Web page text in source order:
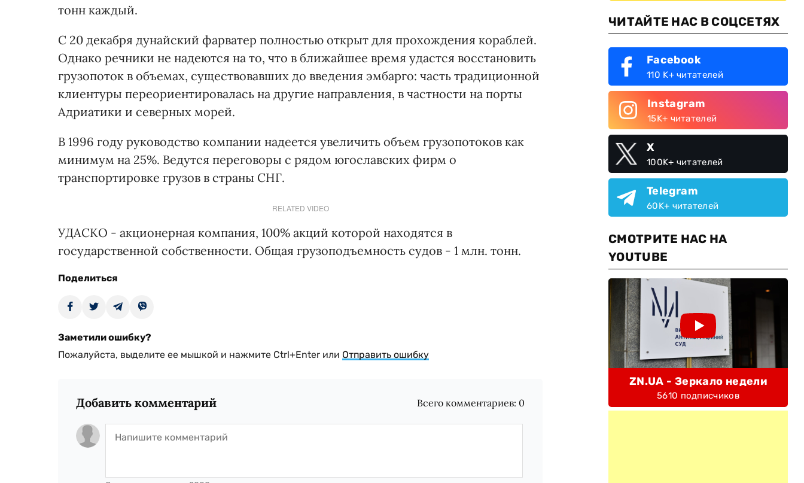
тонн каждый.
С 20 декабря дунайский фарватер полностью открыт для прохождения кораблей.
Однако речники не надеются на то, что в ближайшее время удастся восстановить
грузопоток в объемах, существовавших до введения эмбарго: часть традиционной
клиентуры переориентировалась на другие направления, в частности на порты
Адриатики и северных морей.
В 1996 году руководство компании надеется увеличить объем грузопотоков как
минимум на 25%. Ведутся переговоры с рядом югославских фирм о
транспортировке грузов в страны СНГ.
RELATED VIDEO
УДАСКО - акционерная компания, 100% акций которой находятся в
государственной собственности. Общая грузоподъемность судов - 1 млн. тонн.
Поделиться
Заметили ошибку?
Пожалуйста, выделите ее мышкой и нажмите Ctrl+Enter или Отправить ошибку
Добавить комментарий Всего комментариев: 0
ЧИТАЙТЕ НАС В СОЦСЕТЯХ
Facebook
110 K+ читателей
Instagram
15K+ читателей
X
100K+ читателей
Telegram
60K+ читателей
СМОТРИТЕ НАС НА
YOUTUBE
ZN.UA - Зеркало недели
5610 подписчиков